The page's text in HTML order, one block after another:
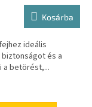
Kosárba
ideális
és a
a betörést,...